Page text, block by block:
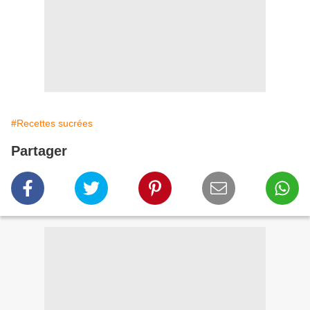
#Recettes sucrées
Partager